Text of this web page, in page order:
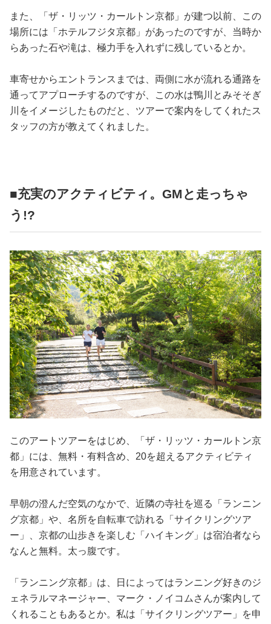
また、「ザ・リッツ・カールトン京都」が建つ以前、この
場所には「ホテルフジタ京都」があったのですが、当時か
らあった石や滝は、極力手を入れずに残しているとか。
車寄せからエントランスまでは、両側に水が流れる通路を
通ってアプローチするのですが、この水は鴨川とみそそぎ
川をイメージしたものだと、ツアーで案内をしてくれたス
タッフの方が教えてくれました。
■充実のアクティビティ。GMと走っちゃ
う!?
このアートツアーをはじめ、「ザ・リッツ・カールトン京
都」には、無料・有料含め、20を超えるアクティビティ
を用意されています。
早朝の澄んだ空気のなかで、近隣の寺社を巡る「ランニン
グ京都」や、名所を自転車で訪れる「サイクリングツア
ー」、京都の山歩きを楽しむ「ハイキング」は宿泊者なら
なんと無料。太っ腹です。
「ランニング京都」は、日によってはランニング好きのジ
ェネラルマネージャー、マーク・ノイコムさんが案内して
くれることもあるとか。私は「サイクリングツアー」を申